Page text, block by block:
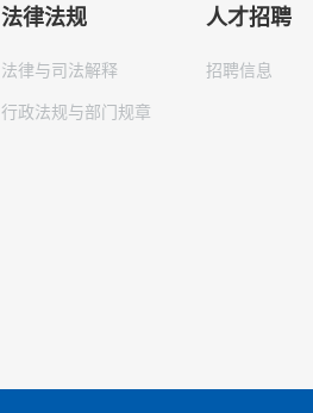
法律法规
法律与司法解释
行政法规与部门规章
人才招聘
招聘信息